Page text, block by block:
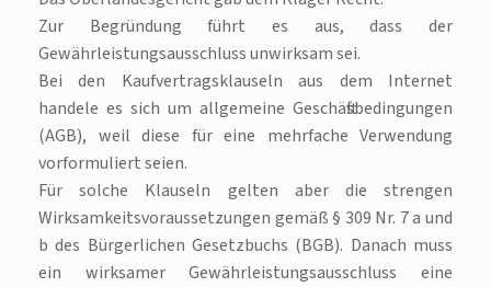
Zur Begründung führt es aus, dass der
Gewährleistungsausschluss unwirksam sei.
Bei den Kaufvertragsklauseln aus dem Internet
handele es sich um allgemeine Geschäftsbedingungen
(AGB), weil diese für eine mehrfache Verwendung
vorformuliert seien.
Für solche Klauseln gelten aber die strengen
Wirksamkeitsvoraussetzungen gemäß § 309 Nr. 7 a und
b des Bürgerlichen Gesetzbuchs (BGB). Danach muss
ein wirksamer Gewährleistungsausschluss eine